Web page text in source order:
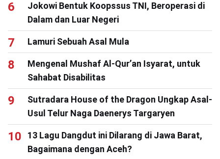
Jokowi Bentuk Koopssus TNI, Beroperasi di
Dalam dan Luar Negeri
Lamuri Sebuah Asal Mula
Mengenal Mushaf Al-Qur’an Isyarat, untuk
Sahabat Disabilitas
Sutradara House of the Dragon Ungkap Asal-
Usul Telur Naga Daenerys Targaryen
13 Lagu Dangdut ini Dilarang di Jawa Barat,
Bagaimana dengan Aceh?